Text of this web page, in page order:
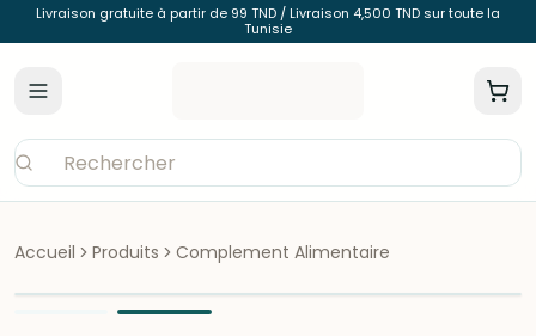
Livraison gratuite à partir de 99 TND / Livraison 4,500 TND sur toute la
Tunisie
Accueil Produits Complement Alimentaire